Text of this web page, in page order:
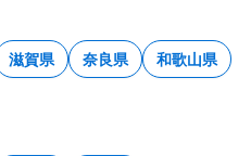
滋賀県 奈良県 和歌山県